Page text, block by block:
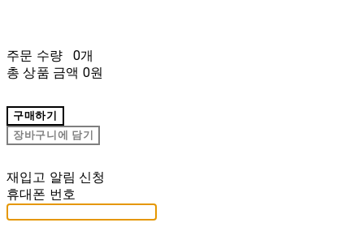
주문 수량
0개
총 상품 금액 0원
구매하기
장바구니에 담기
재입고 알림 신청
휴대폰 번호